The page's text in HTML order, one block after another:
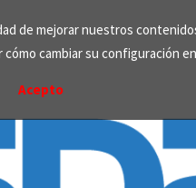
de mejorar nuestros
cambiar su configuración
Acepto